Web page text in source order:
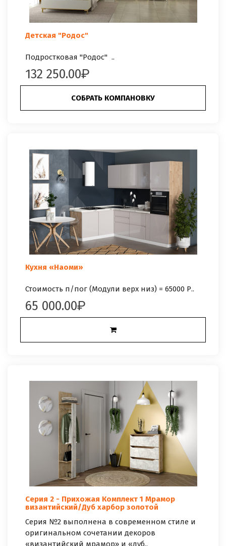
Детская "Родос"
Подростковая "Родос" ..
132 250.00
СОБРАТЬ КОМПАНОВКУ
Кухня «Наоми»
Стоимость п/пог (Модули верх низ) = 65000 Р..
65 000.00
Серия 2 - Прихожая Комплект 1 Мрамор
византийский/Дуб харбор золотой
Серия №2 выполнена в современном стиле и
оригинальном сочетании декоров
«византийский мрамор» и «дуб..